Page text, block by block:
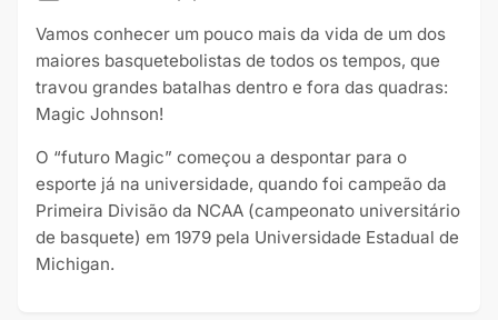
Vamos conhecer um pouco mais da vida de um dos
maiores basquetebolistas de todos os tempos, que
travou grandes batalhas dentro e fora das quadras:
Magic Johnson!
O “futuro Magic” começou a despontar para o
esporte já na universidade, quando foi campeão da
Primeira Divisão da NCAA (campeonato universitário
de basquete) em 1979 pela Universidade Estadual de
Michigan.